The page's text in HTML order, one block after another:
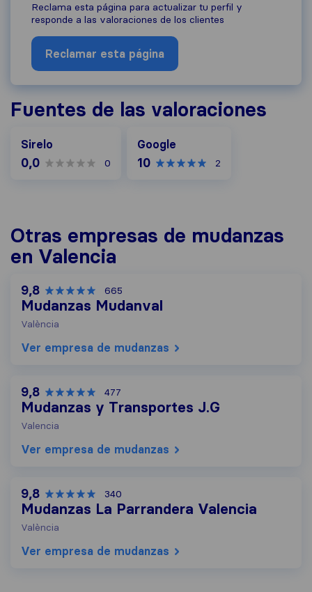
Reclama esta página para actualizar tu perfil y
responde a las valoraciones de los clientes
Reclamar esta página
Fuentes de las valoraciones
Sirelo
0,0 0
Google
10 2
Otras empresas de mudanzas
en Valencia
9,8 665
Mudanzas Mudanval
València
Ver empresa de mudanzas
9,8 477
Mudanzas y Transportes J.G
Valencia
Ver empresa de mudanzas
9,8 340
Mudanzas La Parrandera Valencia
València
Ver empresa de mudanzas